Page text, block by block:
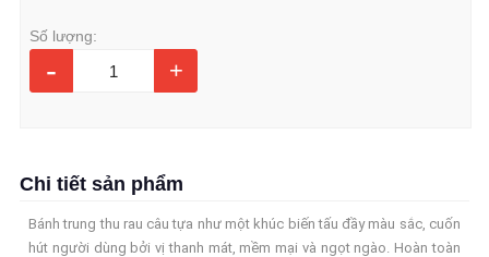
Số lượng:
- +
Chi tiết sản phẩm
Bánh trung thu rau câu tựa như một khúc biến tấu đầy màu sắc, cuốn
hút người dùng bởi vị thanh mát, mềm mại và ngọt ngào. Hoàn toàn